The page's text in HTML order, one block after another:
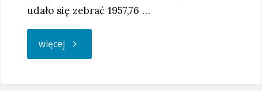
udało się zebrać 1957,76 …
więcej "Akcja